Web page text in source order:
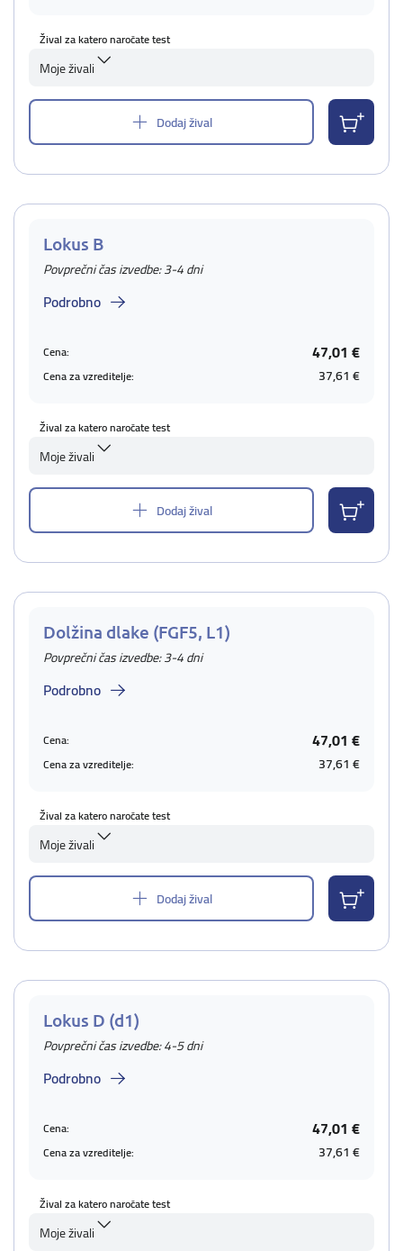
Žival za katero naročate test
Moje živali
Dodaj žival
Lokus B
Povprečni čas izvedbe: 3-4 dni
Podrobno
Cena: 47,01 €
Cena za vzreditelje: 37,61 €
Žival za katero naročate test
Moje živali
Dodaj žival
Dolžina dlake (FGF5, L1)
Povprečni čas izvedbe: 3-4 dni
Podrobno
Cena: 47,01 €
Cena za vzreditelje: 37,61 €
Žival za katero naročate test
Moje živali
Dodaj žival
Lokus D (d1)
Povprečni čas izvedbe: 4-5 dni
Podrobno
Cena: 47,01 €
Cena za vzreditelje: 37,61 €
Žival za katero naročate test
Moje živali